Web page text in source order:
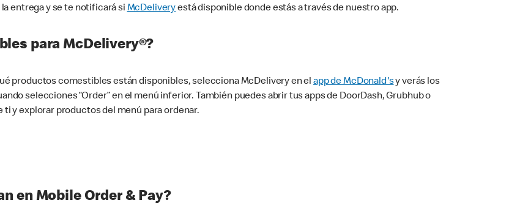
la entrega y se te notificará si McDeliveryestá disponible donde estás a través de nuestro app.
para McDelivery®?
productos comestibles están disponibles, selecciona McDelivery en elapp de McDonald'sy verás los
selecciones “Order” en el menú inferior. También puedes abrir tus apps de DoorDash, Grubhub o
ti y explorar productos del menú para ordenar.
en Mobile Order & Pay?